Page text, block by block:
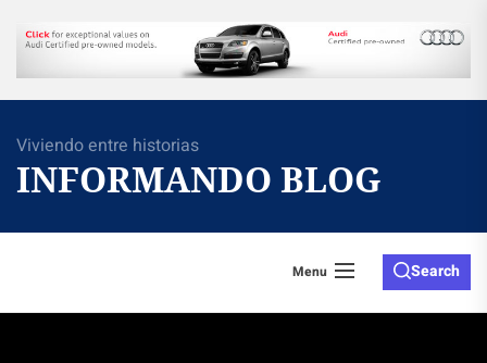
Skip
the
Viviendo entre historias
INFORMANDO BLOG
Menu Search